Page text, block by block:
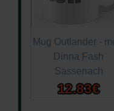
Mug Outlander -
Dinna Fash
Sassenach
12.83€